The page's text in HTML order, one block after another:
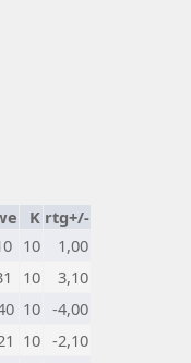
K rtg+/-
10
1,00
10
3,10
10 -4,00
10 -2,10